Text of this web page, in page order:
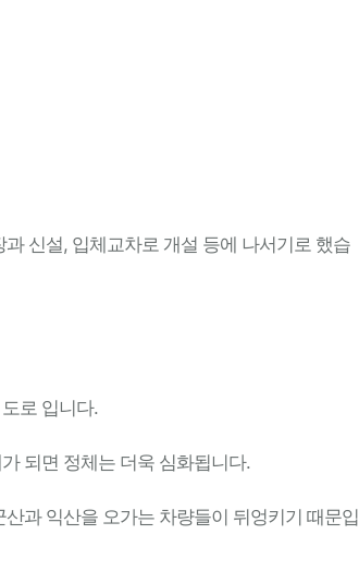
신설, 입체교차로 개설 등에 나서기로 했습
로 입니다.
되면 정체는 더욱 심화됩니다.
과 익산을 오가는 차량들이 뒤엉키기 때문입